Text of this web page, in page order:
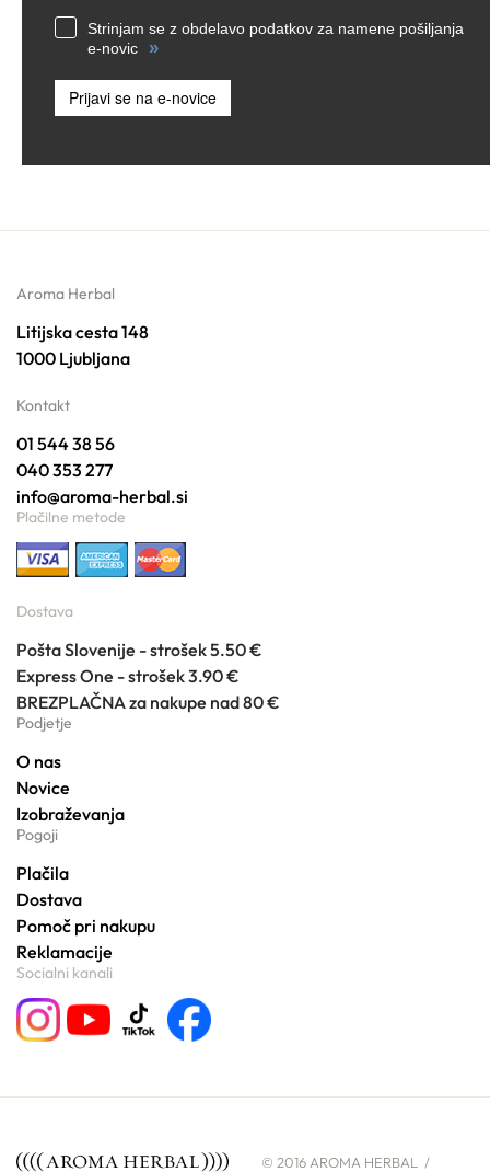
Strinjam se z obdelavo podatkov za namene pošiljanja
e-novic
»
Prijavi se na e-novice
Aroma Herbal
Litijska cesta 148
1000 Ljubljana
Kontakt
01 544 38 56
040 353 277
info@aroma-herbal.si
Plačilne metode
Dostava
Pošta Slovenije - strošek 5.50 €
Express One - strošek 3.90 €
BREZPLAČNA za nakupe nad 80 €
Podjetje
O nas
Novice
Izobraževanja
Pogoji
Plačila
Dostava
Pomoč pri nakupu
Reklamacije
Socialni kanali
© 2016 AROMA HERBAL /